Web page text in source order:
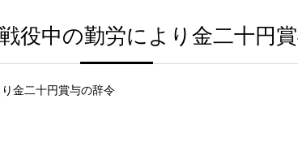
イベント 年
開館時間/アクセス
アなど) イベント 年
） 刊行物
ジュニア講座 文
役中の勤労により金二十円
金二十円賞与の辞令